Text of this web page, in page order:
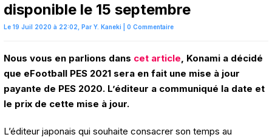
disponible le 15 septembre
Le 19 Juil 2020 à 22:02, Par Y. Kaneki 0 Commentaire
Nous vous en parlions dans cet article, Konami a décidé
que eFootball PES 2021 sera en fait une mise à jour
payante de PES 2020. L’éditeur a communiqué la date et
le prix de cette mise à jour.
L’éditeur japonais qui souhaite consacrer son temps au